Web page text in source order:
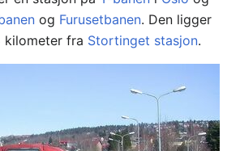
og Furusetbanen. Den ligger
kilometer fra Stortinget stasjon.